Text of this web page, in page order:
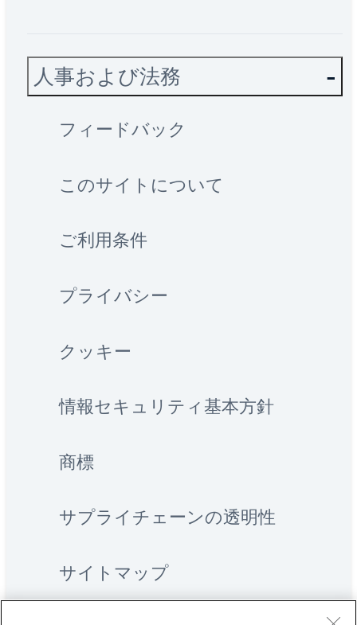
人事および法務
フィードバック
このサイトについて
ご利用条件
プライバシー
クッキー
情報セキュリティ基本方針
商標
サプライチェーンの透明性
サイトマップ